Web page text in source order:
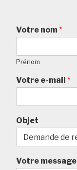
Votre nom*
Prénom
Votre e-mail *
Objet
Votre message